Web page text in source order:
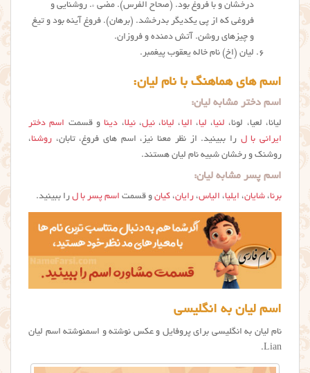
درخشان و با فروغ بود. (صحاح الفرس). مُضی ء. روشنایی و
فروغی که از پی یکدیگر بدرخشد. (برهان). فروغ آینه بود و تیغ
و چیزهای روشن. آتش دمنده و فروزان.
لیان (اِخ) نام خاله یعقوب پیغمبر.
اسم های هماهنگ با نام لیان:
اسم دختر مشابه لیان:
لیانا، لعیا، لونا، لنیا، لیا، الیا، لیانا،نیل،نیلا، دیناو قسمت اسم دختر
ایرانی با ل را ببینید. از نظر معنا نیز، اسم های فروغ، تابان، روشنا،
روشنک و رخشان شبیه نام ليان هستند.
اسم پسر مشابه لیان:
برنا، شایان، ایلیا، الیاس، رایان، کیان و قسمت اسم پسر با ل را ببینید.
اسم لیان به انگلیسی
نام لیان به انگلیسی برای پروفایل و عکس نوشته و اسمنوشته اسم لیان
Lian.